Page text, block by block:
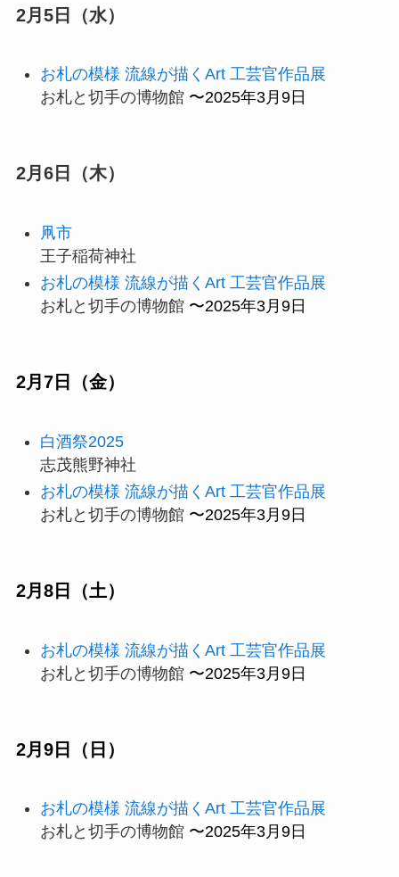
2月5日（水）
お札の模様 流線が描くArt 工芸官作品展
お札と切手の博物館 〜2025年3月9日
2月6日（木）
凧市
王子稲荷神社
お札の模様 流線が描くArt 工芸官作品展
お札と切手の博物館 〜2025年3月9日
2月7日（金）
白酒祭2025
志茂熊野神社
お札の模様 流線が描くArt 工芸官作品展
お札と切手の博物館 〜2025年3月9日
2月8日（土）
お札の模様 流線が描くArt 工芸官作品展
お札と切手の博物館 〜2025年3月9日
2月9日（日）
お札の模様 流線が描くArt 工芸官作品展
お札と切手の博物館 〜2025年3月9日